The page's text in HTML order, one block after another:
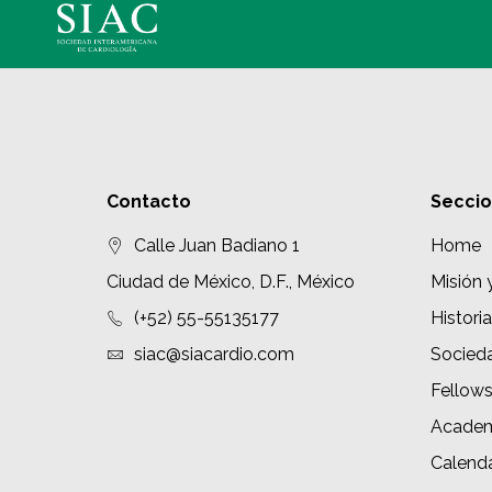
Contacto
Calle Juan Badiano 1
Ciudad de México, D.F., México
(+52) 55-55135177
siac@siacardio.com
Home
Misión
Historia
Fellows